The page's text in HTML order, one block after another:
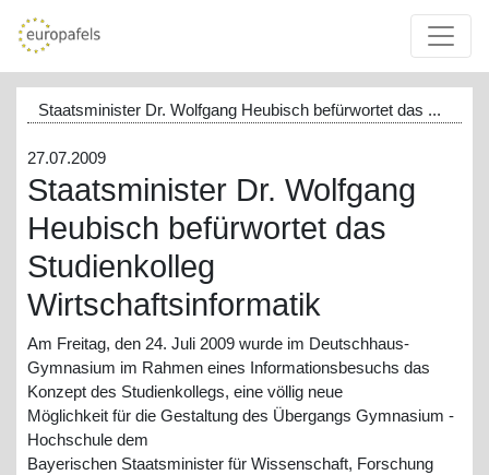
Staatsminister Dr. Wolfgang Heubisch befürwortet das ...
27.07.2009
Staatsminister Dr. Wolfgang
Heubisch befürwortet das
Studienkolleg
Wirtschaftsinformatik
Am Freitag, den 24. Juli 2009 wurde im Deutschhaus-
Gymnasium im Rahmen eines Informationsbesuchs das
Konzept des Studienkollegs, eine völlig neue
Möglichkeit für die Gestaltung des Übergangs Gymnasium -
Hochschule dem
Bayerischen Staatsminister für Wissenschaft, Forschung